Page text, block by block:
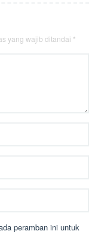
yang wajib ditandai *
peramban ini untuk